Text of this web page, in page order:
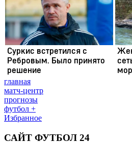
главная
матч-центр
прогнозы
футбол +
Избранное
САЙТ ФУТБОЛ 24